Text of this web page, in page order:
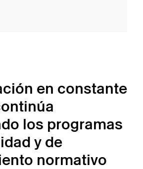
en constante
los programas
y de
normativo